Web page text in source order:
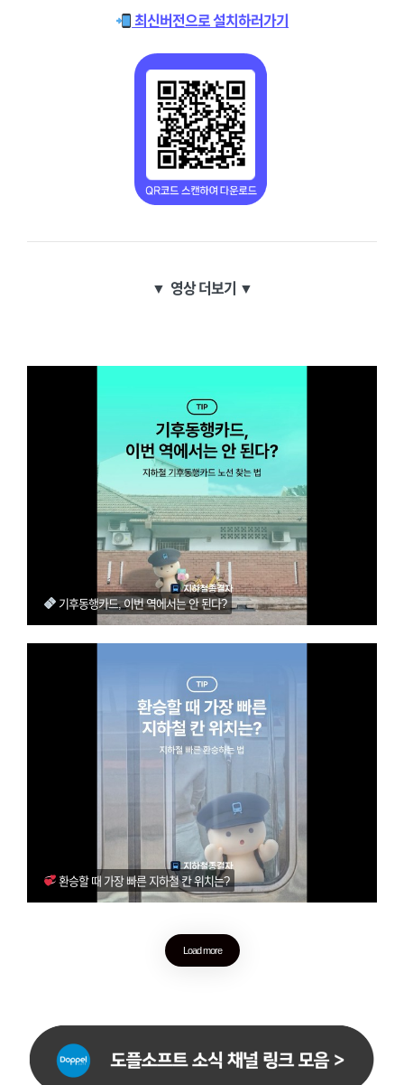
최신버전으로 설치하러가기
▼ 영상 더보기 ▼
기후동행카드, 이번 역에서는 안 된다?
환승할 때 가장 빠른 지하철 칸 위치는?
Load more